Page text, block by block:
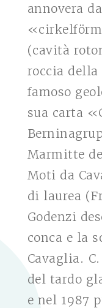
annovera
(cavità
roccia
famoso
sua carta
Marmitte
Moti da
di laurea
Godenzi
conca e la
Cavaglia.
del tardo
e nel 1987